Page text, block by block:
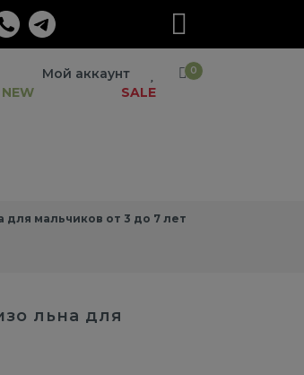
Мой аккаунт 0
NEW SALE
мальчиков от 3 до 7 лет
льна для